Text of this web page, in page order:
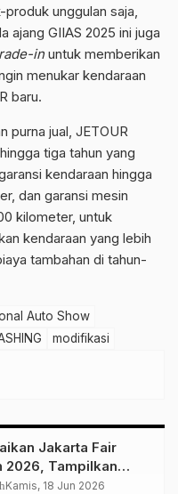
unggulan saja,
ajang GIIAS 2025 ini juga
inuntuk memberikan
menukar kendaraan
baru.
purna jual, JETOUR
tiga tahun yang
kendaraan hingga
dan garansi mesin
kilometer, untuk
kendaraan yang lebih
tambahan di tahun-
Auto Show
modifikasi
Jakarta Fair
2026, Tampilkan
hingga Calon
Kamis, 18 Jun 2026